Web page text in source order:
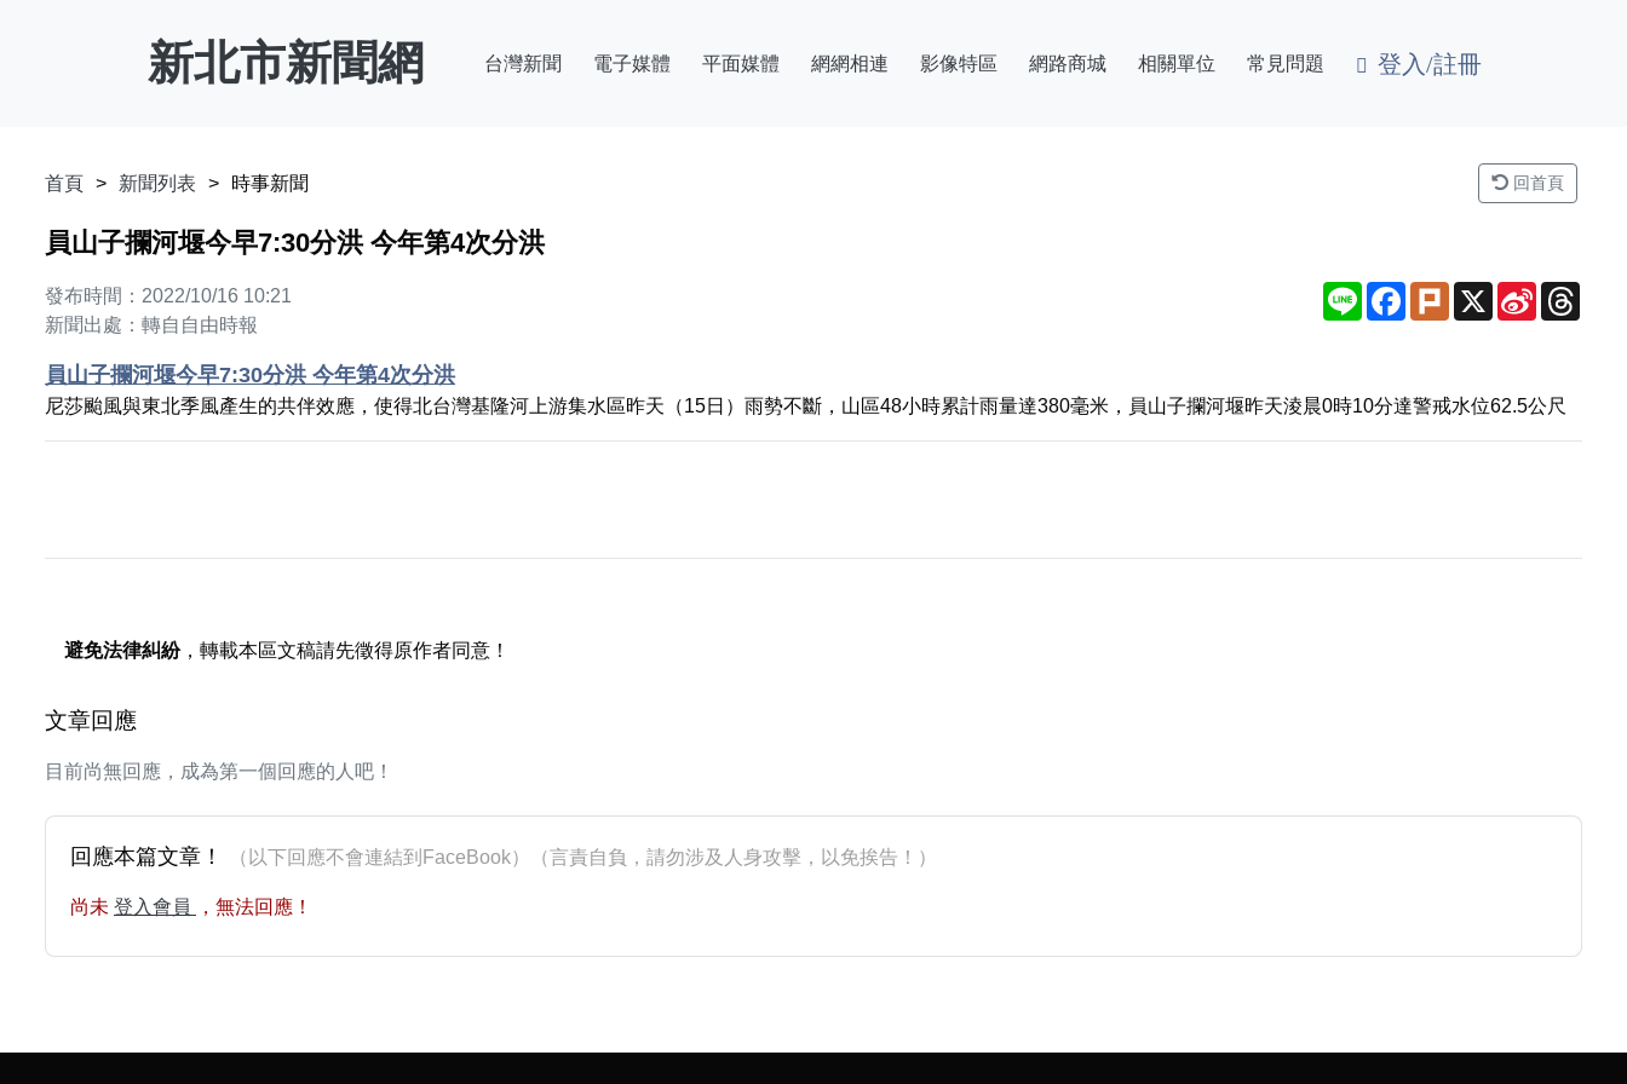
新北市新聞網 台灣新聞 電子媒體 平面媒體 網網相連 影像特區 網路商城 相關單位 常見問題 登入/註冊
首頁 新聞列表 時事新聞 回首頁
員山子攔河堰今早7:30分洪 今年第4次分洪
發布時間：2022/10/16 10:21
新聞出處：轉自自由時報
Line Facebook
Plurk X
Sina
Weibo
員山子攔河堰今早7:30分洪 今年第4次分洪
尼莎颱風與東北季風產生的共伴效應，使得北台灣基隆河上游集水區昨天（15日）雨勢不斷，山區48小時累計雨量達380毫米，員山子攔河堰昨天淩晨0時10分達警戒水位62.5公尺
避免法律糾紛，轉載本區文稿請先徵得原作者同意！
文章回應
目前尚無回應，成為第一個回應的人吧！
回應本篇文章！ （以下回應不會連結到FaceBook）（言責自負，請勿涉及人身攻擊，以免挨告！）
尚未 登入會員 ，無法回應！